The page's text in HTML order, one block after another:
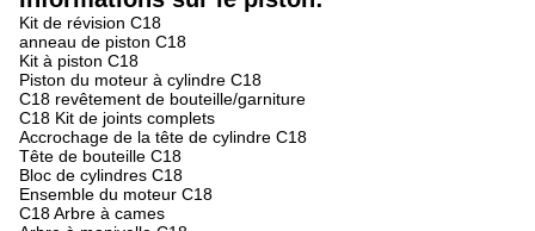
Kit de révision C18
anneau de piston C18
Kit à piston C18
Piston du moteur à cylindre C18
C18 revêtement de bouteille/garniture
C18 Kit de joints complets
Accrochage de la tête de cylindre C18
Tête de bouteille C18
Bloc de cylindres C18
Ensemble du moteur C18
C18 Arbre à cames